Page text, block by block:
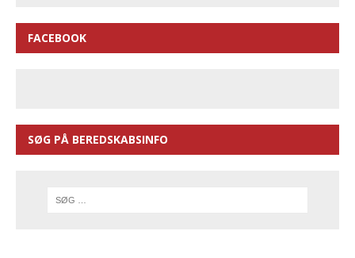
FACEBOOK
SØG PÅ BEREDSKABSINFO